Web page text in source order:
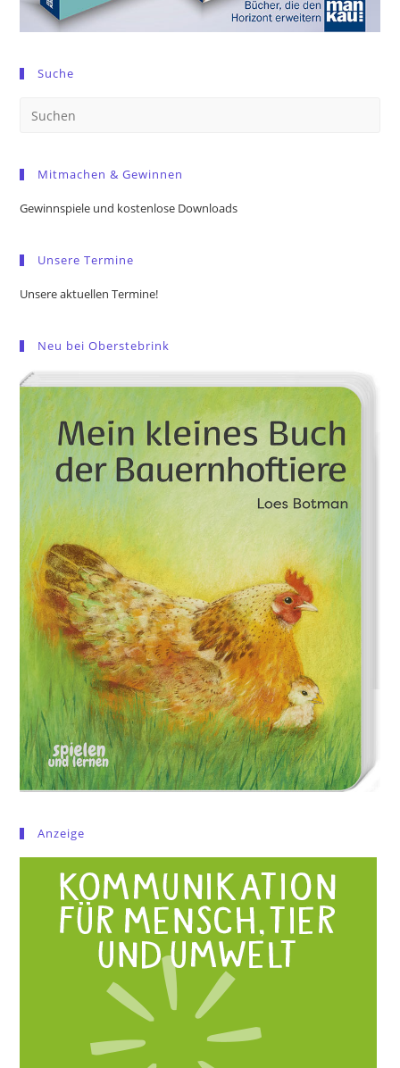
Suche
Mitmachen & Gewinnen
Gewinnspiele und kostenlose Downloads
Unsere Termine
Unsere aktuellen Termine!
Neu bei Oberstebrink
Anzeige